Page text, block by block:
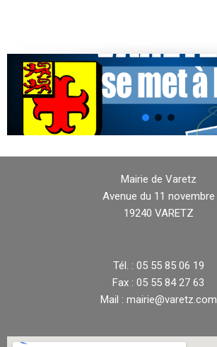
Mairie de Varetz
Avenue du 11 novembre
19240 VARETZ
Tél. : 05 55 85 06 19
Fax : 05 55 84 27 63
Mail : mairie@varetz.com